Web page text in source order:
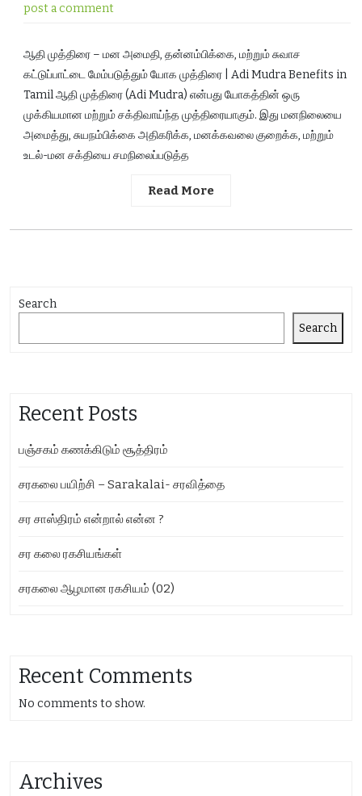
post a comment
ஆதி முத்திரை – மன அமைதி, தன்னம்பிக்கை, மற்றும் சுவாச
கட்டுப்பாட்டை மேம்படுத்தும் யோக முத்திரை | Adi Mudra Benefits in
Tamil ஆதி முத்திரை (Adi Mudra) என்பது யோகத்தின் ஒரு
முக்கியமான மற்றும் சக்திவாய்ந்த முத்திரையாகும். இது மனநிலையை
அமைத்து, சுயநம்பிக்கை அதிகரிக்க, மனக்கவலை குறைக்க, மற்றும்
உடல்-மன சக்தியை சமநிலைப்படுத்த
Read More
Search
Search
Recent Posts
பஞ்சகம் கணக்கிடும் சூத்திரம்
சரகலை பயிற்சி – Sarakalai- சரவித்தை
சர சாஸ்திரம் என்றால் என்ன ?
சர கலை ரகசியங்கள்
சரகலை ஆழமான ரகசியம் (02)
Recent Comments
No comments to show.
Archives